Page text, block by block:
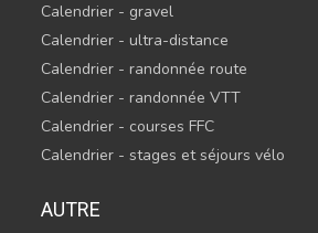
Calendrier - gravel
Calendrier - ultra-distance
Calendrier - randonnée route
Calendrier - randonnée VTT
Calendrier - courses FFC
Calendrier - stages et séjours vélo
AUTRE